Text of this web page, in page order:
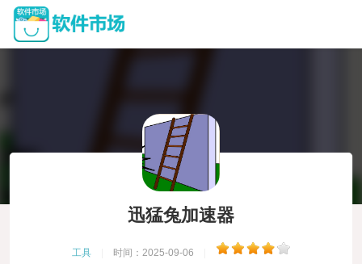
迅猛兔加速器
工具 时间：2025-09-06